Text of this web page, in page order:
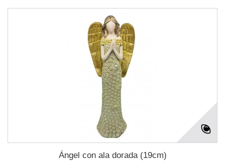
Ángel con ala dorada (19cm)